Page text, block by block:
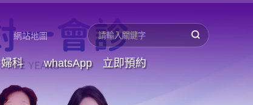
網站地圖
婦科 whatsApp 立即預約